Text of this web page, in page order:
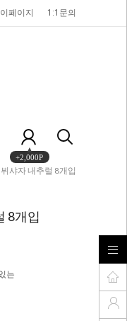
페이지 1:1문의
+2,000P
샤자 내추럴 8개입
8개입
는